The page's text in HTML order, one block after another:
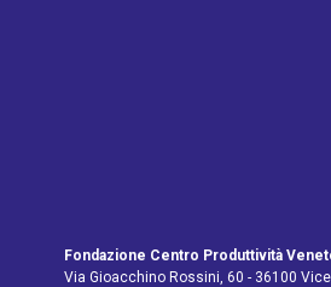
Fondazione Centro Produttività
Via Gioacchino Rossini, 60 - 36100